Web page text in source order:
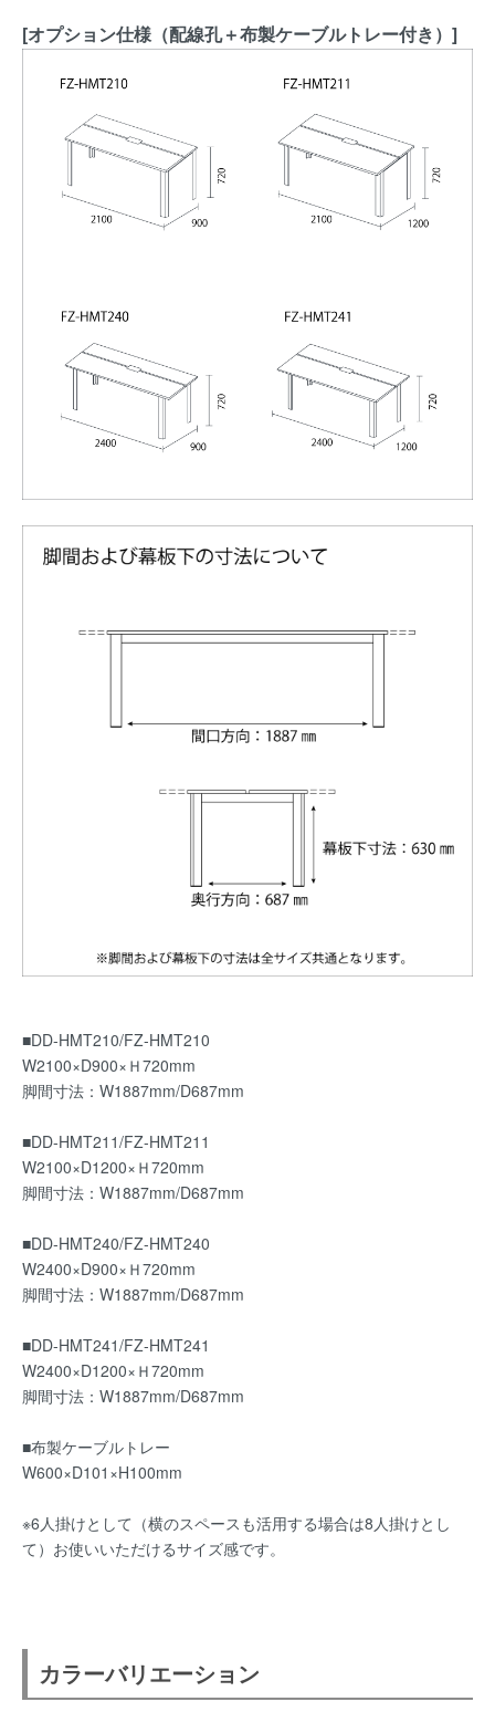
[オプション仕様（配線孔＋布製ケーブルトレー付き）]
■DD-HMT210/FZ-HMT210
W2100×D900×Ｈ720mm
脚間寸法：W1887mm/D687mm
■DD-HMT211/FZ-HMT211
W2100×D1200×Ｈ720mm
脚間寸法：W1887mm/D687mm
■DD-HMT240/FZ-HMT240
W2400×D900×Ｈ720mm
脚間寸法：W1887mm/D687mm
■DD-HMT241/FZ-HMT241
W2400×D1200×Ｈ720mm
脚間寸法：W1887mm/D687mm
■布製ケーブルトレー
W600×D101×H100mm
※6人掛けとして（横のスペースも活用する場合は8人掛けとし
て）お使いいただけるサイズ感です。
カラーバリエーション